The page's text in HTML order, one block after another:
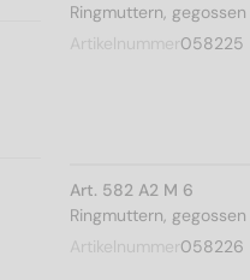
Ringmuttern, gegossen
Artikelnummer 058225
Art. 582 A2 M 6
Ringmuttern, gegossen
Artikelnummer 058226